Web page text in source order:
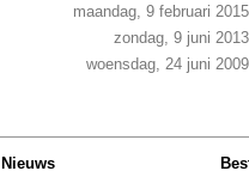
maandag, 9 februari 2015
zondag, 9 juni 2013
woensdag, 24 juni 2009
Nieuws